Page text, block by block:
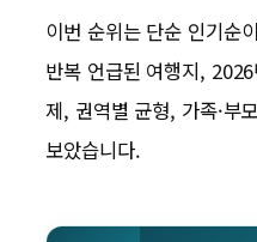
이번 순위는 단순 인기순
반복 언급된 여행지,
제, 권역별 균형, 가족·부
보았습니다.